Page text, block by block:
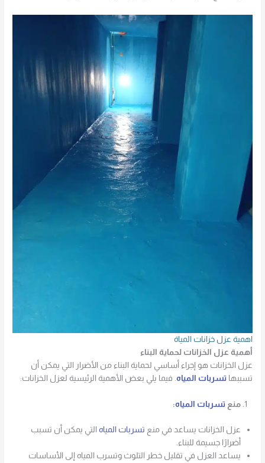
اهمية عزل خزانات المياة
أهمية عزل الخزانات لحماية البناء
عزل الخزانات هو إجراء أساسي لحماية البناء من الأضرار التي يمكن أن
تسببهاتسربات المياه. فيما يلي بعض الأهمية الرئيسية لعزل الخزانات:
منعتسربات المياه:
عزل الخزانات يساعد في منع تسربات المياه التي يمكن أن تسبب
أضرارًا جسيمة للبناء.
يساعد العزل في تقليل خطر التلوث وتسرب المياه إلى الأساسات